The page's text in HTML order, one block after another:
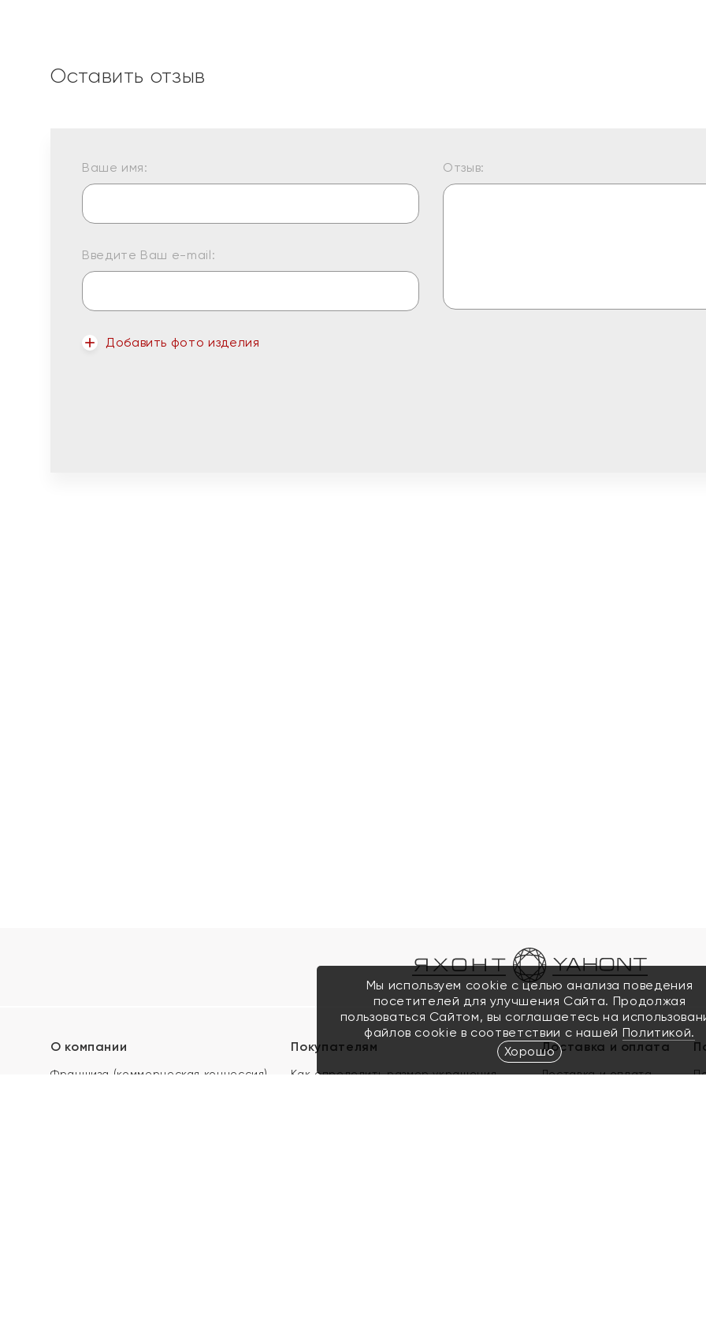
Оставить отзыв
Ваше имя:
Введите Ваш e-mail:
Добавить фото изделия
Отзыв:
О компании
Франшиза (коммерческая концессия)
Покупателям
Как определить размер украшения
Доставка и оплата
Доставка и оплата
Мы используем cookie с целью анализа поведения
посетителей для улучшения Сайта. Продолжая
пользоваться Сайтом, вы соглашаетесь на
файлов cookie в соответствии с нашей Политикой.
Хорошо